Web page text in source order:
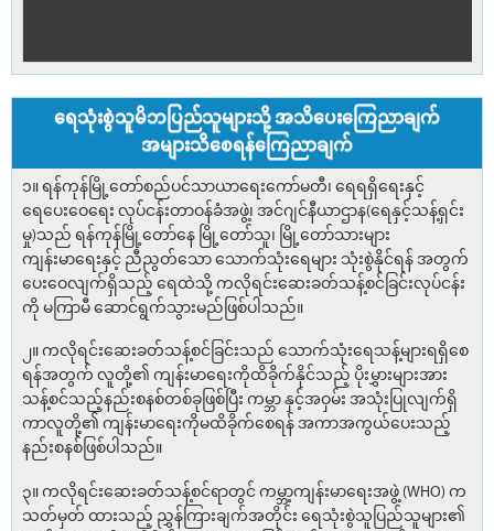
ရေသုံးစွဲသူမိဘပြည်သူများသို့ အသိပေးကြေညာချက်
အများသိစေရန်ကြေညာချက်
၁။ ရန်ကုန်မြို့တော်စည်ပင်သာယာရေးကော်မတီ၊ ရေရရှိရေးနှင့်
ရေပေးဝေရေး လုပ်ငန်းတာဝန်ခံအဖွဲ့၊ အင်ဂျင်နီယာဌာန(ရေနှင့်သန့်ရှင်း
မှု)သည် ရန်ကုန်မြို့တော်နေ မြို့တော်သူ၊ မြို့တော်သားများ
ကျန်းမာရေးနှင့် ညီညွတ်သော သောက်သုံးရေများ သုံးစွဲနိုင်ရန် အတွက်
ပေးဝေလျက်ရှိသည့် ရေထဲသို့ ကလိုရင်းဆေးခတ်သန့်စင်ခြင်းလုပ်ငန်း
ကို မကြာမီ ဆောင်ရွက်သွားမည်ဖြစ်ပါသည်။
၂။ ကလိုရင်းဆေးခတ်သန့်စင်ခြင်းသည် သောက်သုံးရေသန့်များရရှိစေ
ရန်အတွက် လူတို့၏ ကျန်းမာရေးကိုထိခိုက်နိုင်သည့် ပိုးမွှားများအား
သန့်စင်သည့်နည်းစနစ်တစ်ခုဖြစ်ပြီး ကမ္ဘာ နှင့်အဝှမ်း အသုံးပြုလျက်ရှိ
ကာလူတို့၏ ကျန်းမာရေးကိုမထိခိုက်စေရန် အကာအကွယ်ပေးသည့်
နည်းစနစ်ဖြစ်ပါသည်။
၃။ ကလိုရင်းဆေးခတ်သန့်စင်ရာတွင် ကမ္ဘာ့ကျန်းမာရေးအဖွဲ့ (WHO) က
သတ်မှတ် ထားသည့် ညွှန်ကြားချက်အတိုင်း ရေသုံးစွဲသူပြည်သူများ၏